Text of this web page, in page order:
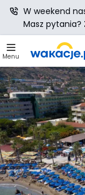
Menu
W weekend
Masz pytania?